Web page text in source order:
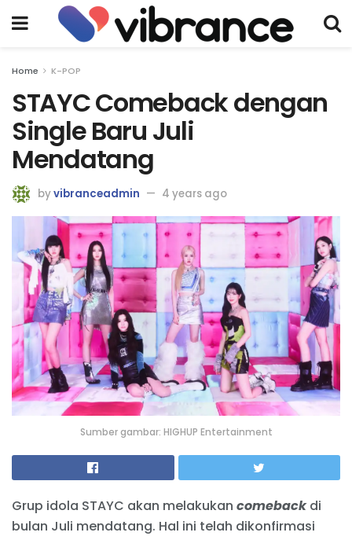
Home K-POP
STAYC Comeback dengan
Single Baru Juli
Mendatang
byvibranceadmin 4 years ago
Sumber gambar: HIGHUP Entertainment
Grup idola STAYC akan melakukan comebackdi
bulan Juli mendatang. Hal ini telah dikonfirmasi